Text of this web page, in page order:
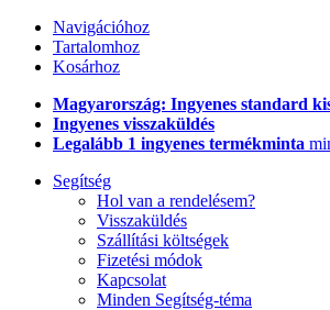
Navigációhoz
Tartalomhoz
Kosárhoz
Magyarország: Ingyenes standard
Ingyenes visszaküldés
Legalább 1 ingyenes termékminta
Segítség
Hol van a rendelésem?
Visszaküldés
Szállítási költségek
Fizetési módok
Kapcsolat
Minden Segítség-téma